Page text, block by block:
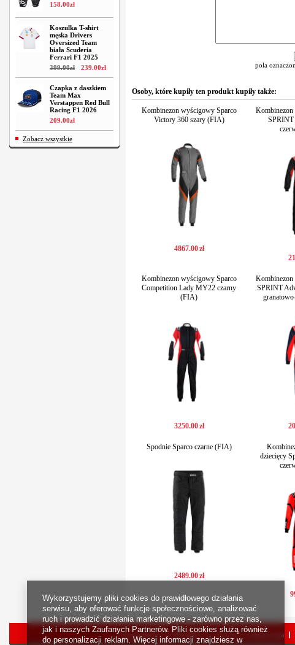
158.00zł
Koszulka T-shirt
męska Drivers
Oversized Team
biała Scuderia
Ferrari F1 2025
399.00zł 239.00zł
Czapka z daszkiem
Team Max
Verstappen Red Bull
Racing F1 2026
209.00zł
Zobacz wszystkie
pola
Osoby, które kupiły ten produkt kupiły także:
Kombinezon wyścigowy Sparco
Victory 360 szary (FIA)
4867.00zł
Kombinezon wyścigowy Sparco
Competition Lady MY22 czarny
(FIA)
3250.00zł
SPRINT
Spodnie Sparco czarne (FIA)
2489.00zł
dziecięcy
Strona główna Bestsellery Nowości Rejestracja
Wykorzystujemy pliki cookies do prawidłowego działania
serwisu, aby oferować funkcje społecznościowe, analizować
ruch i prowadzić działania marketingowe - zarówno przez nas,
jak i naszych Zaufanych Partnerów. Pliki cookies służą również
do personalizacji reklam. Więcej informacji znajdziesz w